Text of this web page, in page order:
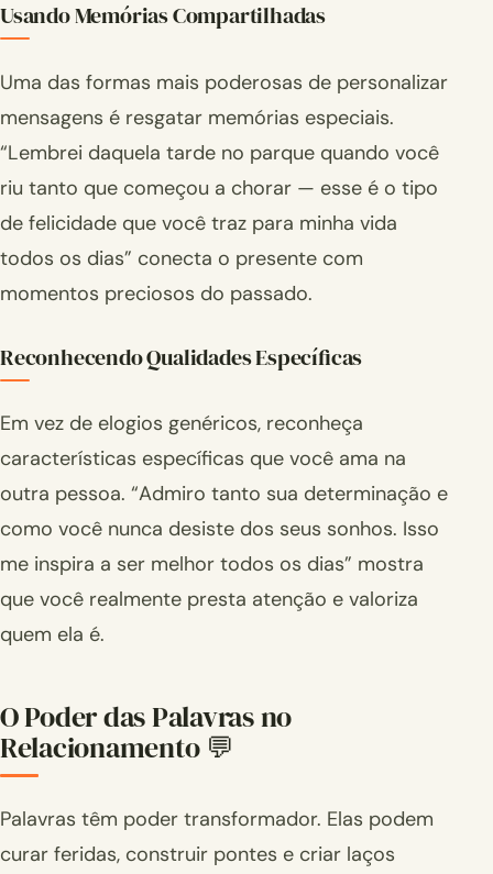
Usando Memórias Compartilhadas
Uma das formas mais poderosas de personalizar
mensagens é resgatar memórias especiais.
“Lembrei daquela tarde no parque quando você
riu tanto que começou a chorar — esse é o tipo
de felicidade que você traz para minha vida
todos os dias” conecta o presente com
momentos preciosos do passado.
Reconhecendo Qualidades Específicas
Em vez de elogios genéricos, reconheça
características específicas que você ama na
outra pessoa. “Admiro tanto sua determinação e
como você nunca desiste dos seus sonhos. Isso
me inspira a ser melhor todos os dias” mostra
que você realmente presta atenção e valoriza
quem ela é.
O Poder das Palavras no
Relacionamento 💬
Palavras têm poder transformador. Elas podem
curar feridas, construir pontes e criar laços